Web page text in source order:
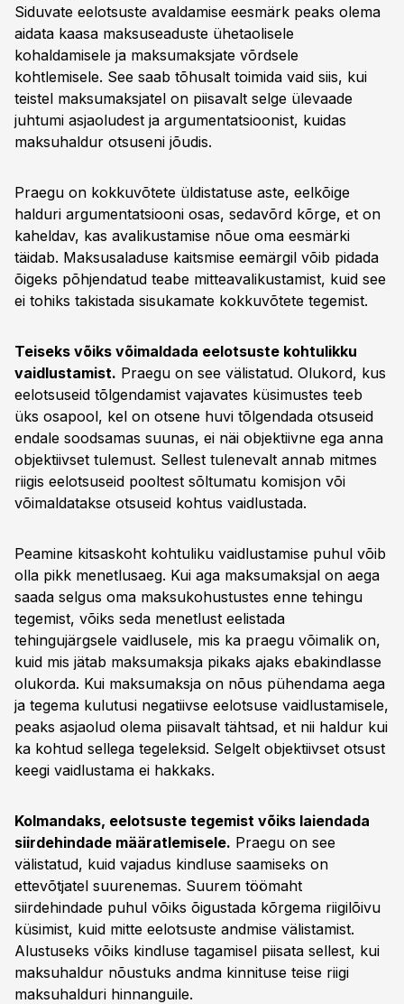
Siduvate eelotsuste avaldamise eesmärk peaks olema
aidata kaasa maksuseaduste ühetaolisele
kohaldamisele ja maksumaksjate võrdsele
kohtlemisele. See saab tõhusalt toimida vaid siis, kui
teistel maksumaksjatel on piisavalt selge ülevaade
juhtumi asjaoludest ja argumentatsioonist, kuidas
maksuhaldur otsuseni jõudis.
Praegu on kokkuvõtete üldistatuse aste, eelkõige
halduri argumentatsiooni osas, sedavõrd kõrge, et on
kaheldav, kas avalikustamise nõue oma eesmärki
täidab. Maksusaladuse kaitsmise eemärgil võib pidada
õigeks põhjendatud teabe mitteavalikustamist, kuid see
ei tohiks takistada sisukamate kokkuvõtete tegemist.
Teiseks võiks võimaldada eelotsuste kohtulikku
vaidlustamist. Praegu on see välistatud. Olukord, kus
eelotsuseid tõlgendamist vajavates küsimustes teeb
üks osapool, kel on otsene huvi tõlgendada otsuseid
endale soodsamas suunas, ei näi objektiivne ega anna
objektiivset tulemust. Sellest tulenevalt annab mitmes
riigis eelotsuseid pooltest sõltumatu komisjon või
võimaldatakse otsuseid kohtus vaidlustada.
Peamine kitsaskoht kohtuliku vaidlustamise puhul võib
olla pikk menetlusaeg. Kui aga maksumaksjal on aega
saada selgus oma maksukohustustes enne tehingu
tegemist, võiks seda menetlust eelistada
tehingujärgsele vaidlusele, mis ka praegu võimalik on,
kuid mis jätab maksumaksja pikaks ajaks ebakindlasse
olukorda. Kui maksumaksja on nõus pühendama aega
ja tegema kulutusi negatiivse eelotsuse vaidlustamisele,
peaks asjaolud olema piisavalt tähtsad, et nii haldur kui
ka kohtud sellega tegeleksid. Selgelt objektiivset otsust
keegi vaidlustama ei hakkaks.
Kolmandaks, eelotsuste tegemist võiks laiendada
siirdehindade määratlemisele. Praegu on see
välistatud, kuid vajadus kindluse saamiseks on
ettevõtjatel suurenemas. Suurem töömaht
siirdehindade puhul võiks õigustada kõrgema riigilõivu
küsimist, kuid mitte eelotsuste andmise välistamist.
Alustuseks võiks kindluse tagamisel piisata sellest, kui
maksuhaldur nõustuks andma kinnituse teise riigi
maksuhalduri hinnanguile.